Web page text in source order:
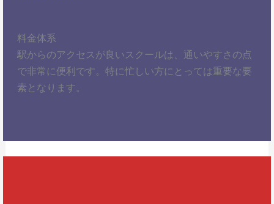
料金体系
駅からのアクセスが良いスクールは、通いやすさの点
で非常に便利です。特に忙しい方にとっては重要な要
素となります。